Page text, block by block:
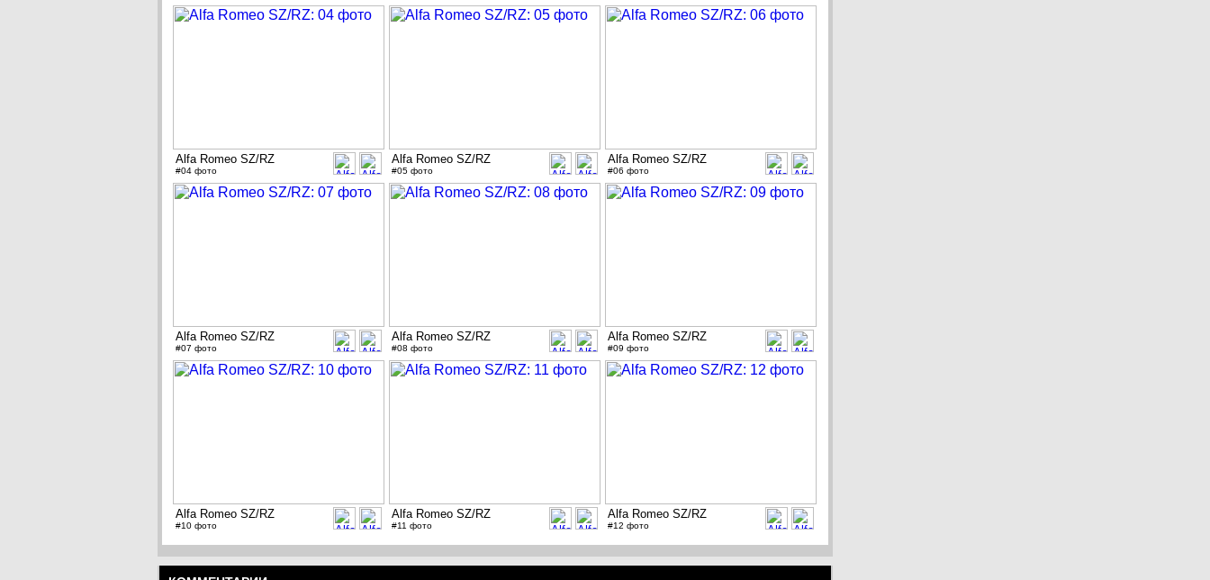
Alfa Romeo SZ/RZ
#04 фото
Alfa Romeo SZ/RZ
#05 фото
Alfa Romeo SZ/RZ
#06 фото
Alfa Romeo SZ/RZ
#07 фото
Alfa Romeo SZ/RZ
#08 фото
Alfa Romeo SZ/RZ
#09 фото
Alfa Romeo SZ/RZ
#10 фото
Alfa Romeo SZ/RZ
#11 фото
Alfa Romeo SZ/RZ
#12 фото